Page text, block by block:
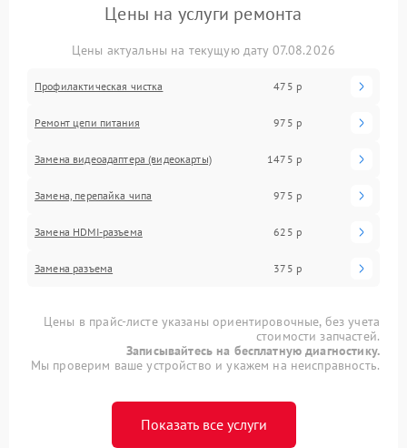
Цены на услуги ремонта
Цены актуальны на текущую дату 07.08.2026
Профилактическая чистка 475 р
Ремонт цепи питания 975 р
Замена видеоадаптера (видеокарты) 1475 р
Замена, перепайка чипа 975 р
Замена HDMI-разъема 625 р
Замена разъема 375 р
Цены в прайс-листе указаны ориентировочные, без учета
стоимости запчастей.
Записывайтесь на бесплатную диагностику.
Мы проверим ваше устройство и укажем на неисправность.
Показать все услуги